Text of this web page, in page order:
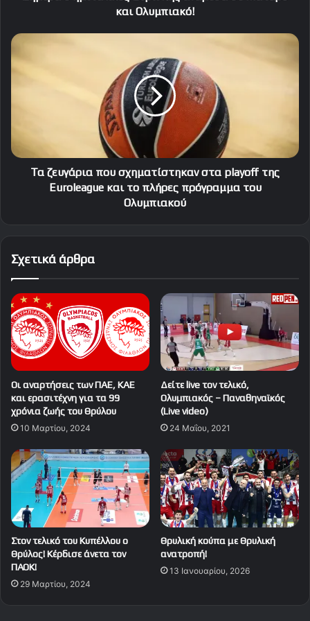
και Ολυμπιακό!
Τα
ζευγάρια
που
Euroleague
και
Τα ζευγάρια που σχηματίστηκαν στα playoff της
Euroleague και το πλήρες πρόγραμμα του
Ολυμπιακού
Σχετικά άρθρα
Οι αναρτήσεις των ΠΑΕ, ΚΑΕ
και ερασιτέχνη για τα 99
χρόνια ζωής του Θρύλου
10 Μαρτίου, 2024
Δείτε live τον τελικό,
Ολυμπιακός – Παναθηναϊκός
(Live video)
24 Μαΐου, 2021
Στον τελικό του Κυπέλλου ο
Θρύλος! Κέρδισε άνετα τον
ΠΑΟΚ!
29 Μαρτίου, 2024
Θρυλική κούπα με Θρυλική
ανατροπή!
13 Ιανουαρίου, 2026